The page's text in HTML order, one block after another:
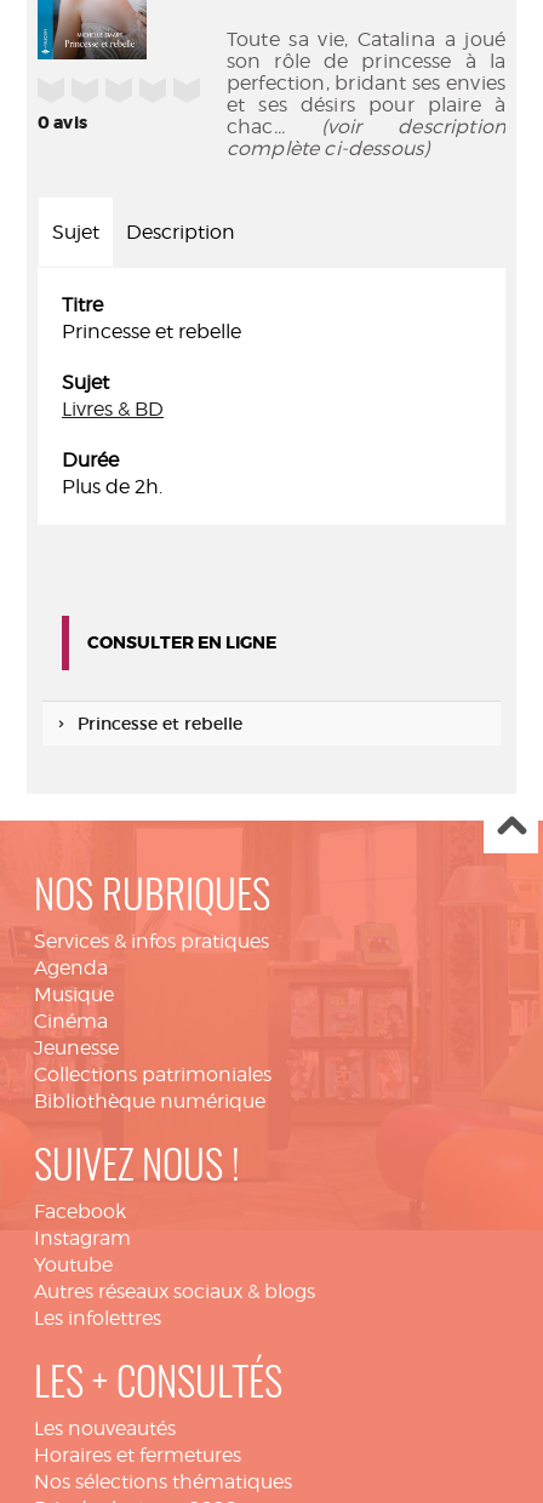
0avis
Toute sa vie, Catalina a joué
son rôle de princesse à la
perfection, bridant ses envies
et ses désirs pour plaire à
chac... (voir description
complète ci-dessous)
Sujet Description
Titre
Princesse et rebelle
Sujet
Livres & BD
Durée
Plus de 2h.
CONSULTER EN LIGNE
Princesse et rebelle
NOS RUBRIQUES
Services & infos pratiques
Agenda
Musique
Cinéma
Jeunesse
Collections patrimoniales
Bibliothèque numérique
SUIVEZ NOUS !
Facebook
Instagram
Youtube
Autres réseaux sociaux & blogs
Les infolettres
LES + CONSULTÉS
Les nouveautés
Horaires et fermetures
Nos sélections thématiques